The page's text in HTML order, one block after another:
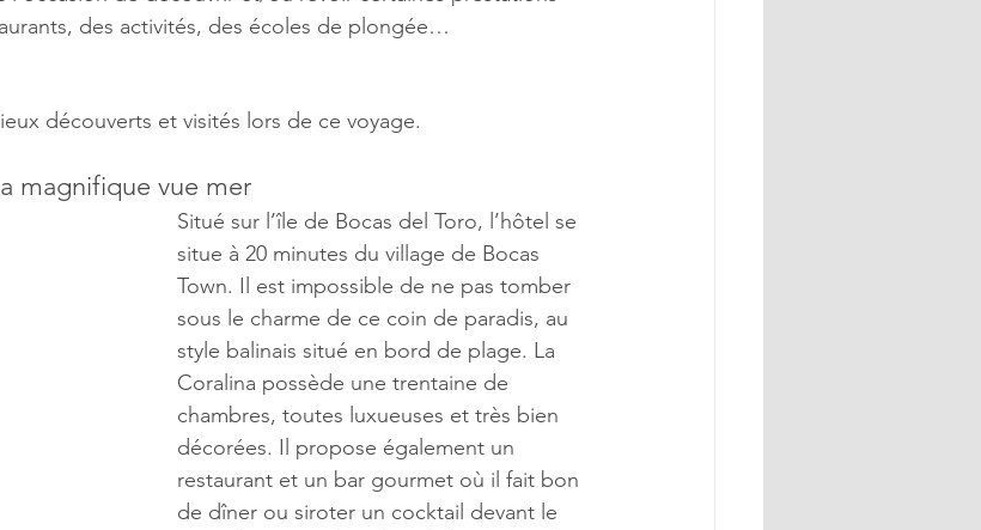
des activités, des écoles de plongée…
découverts et visités lors de ce voyage.
magnifique vue mer
Situé sur l’île de Bocas del Toro, l’hôtel se
situe à 20 minutes du village de Bocas
Town. Il est impossible de ne pas tomber
sous le charme de ce coin de paradis, au
style balinais situé en bord de plage. La
Coralina possède une trentaine de
chambres, toutes luxueuses et très bien
décorées. Il propose également un
restaurant et un bar gourmet où il fait bon
de dîner ou siroter un cocktail devant le